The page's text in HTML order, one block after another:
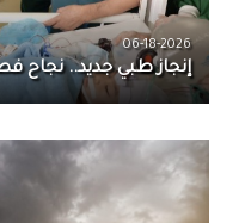
06-18-2026
إنجاز طبي جديد.. نجاح